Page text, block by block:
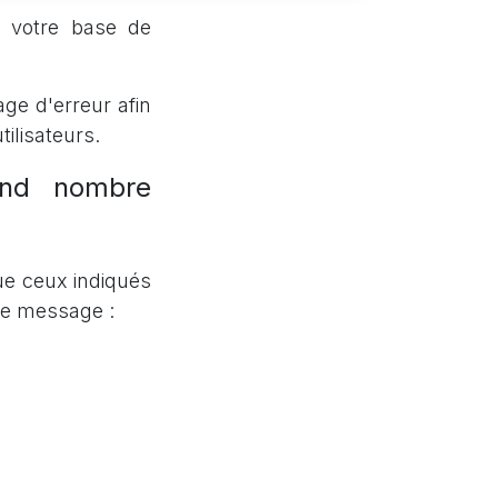
votre base de
d'erreur afin
nombre
ceux indiqués
message :